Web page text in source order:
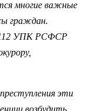
многие важные
граждан.
112 УПК РСФСР
эти
возбудить